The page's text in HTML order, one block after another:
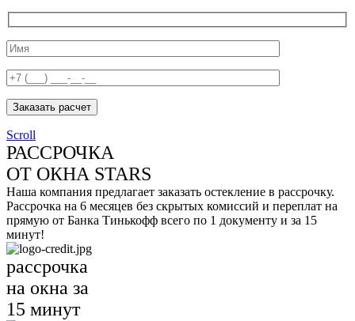
Заказать расчет
Scroll
РАССРОЧКА
ОТ ОКНА STARS
Наша компания предлагает заказать остекление в рассрочку.
Рассрочка на 6 месяцев без скрытых комиссий и переплат на
прямую от Банка Тинькофф всего по 1 документу и за 15
минут!
рассрочка
на окна за
15 минут